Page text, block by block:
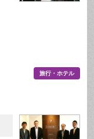
旅行・ホテル